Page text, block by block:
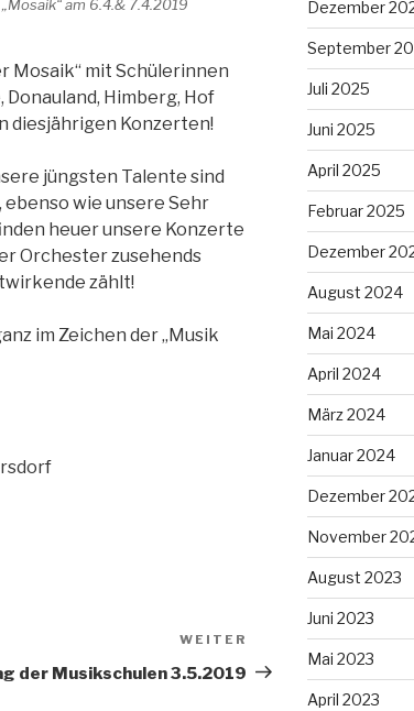
am 6.4.& 7.4.2019
Mosaik“ mit Schülerinnen
Himberg, Hof
diesjährigen Konzerten!
jüngsten Talente sind
wie unsere Sehr
heuer unsere Konzerte
Orchester zusehends
zählt!
im Zeichen der „Musik
Nächster
Beitrag
WEITER
der Musikschulen 3.5.2019
Dezember
September
Juli 2025
Juni 2025
April 2025
Februar 2025
Dezember
August 2024
Mai 2024
April 2024
März 2024
Januar 2024
Dezember
November
August 2023
Juni 2023
Mai 2023
April 2023